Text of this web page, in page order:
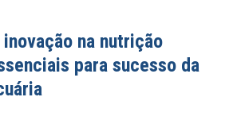
na nutrição
para sucesso da